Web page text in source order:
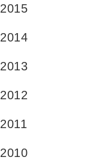
2015
2014
2013
2012
2011
2010